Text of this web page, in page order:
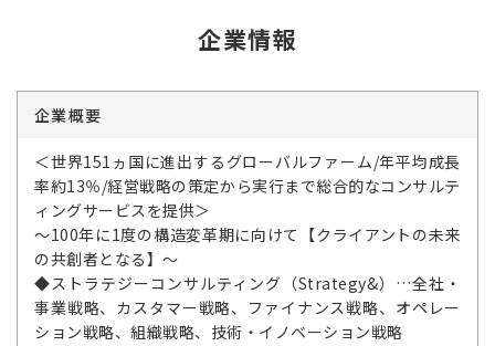
企業情報
企業概要
＜世界151ヵ国に進出するグローバルファーム/年平均成長
率約13％/経営戦略の策定から実行まで総合的なコンサルテ
ィングサービスを提供＞
～100年に1度の構造変革期に向けて【クライアントの未来
の共創者となる】～
◆ストラテジーコンサルティング（Strategy&）…全社・
事業戦略、カスタマー戦略、ファイナンス戦略、オペレー
ション戦略、組織戦略、技術・イノベーション戦略